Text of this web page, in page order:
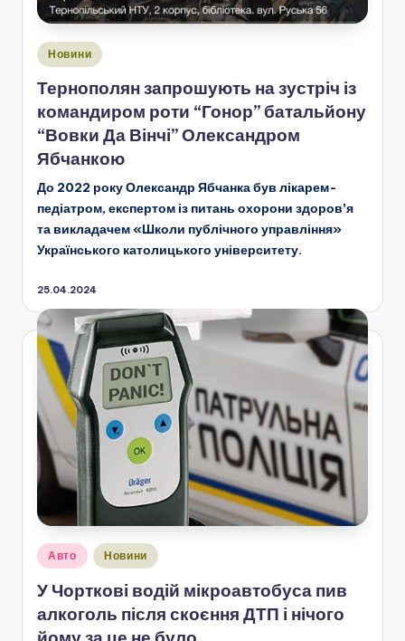
Опубліковано
Новини
Тернополян запрошують на зустріч із
командиром роти “Гонор” батальйону
“Вовки Да Вінчі” Олександром
Ябчанкою
До 2022 року Олександр Ябчанка був лікарем-
педіатром, експертом із питань охорони здоровʼя
та викладачем «Школи публічного управління»
Українського католицького університету.
25.04.2024
Опубліковано
Авто Новини
У Чорткові водій мікроавтобуса пив
алкоголь після скоєння ДТП і нічого